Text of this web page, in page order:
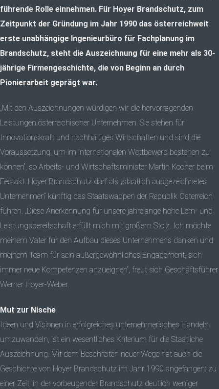
führende Rolle einnehmen. Für Hoyer Brandschutz, zum
Zeitpunkt der Gründung im Jahr 1990 das österreichweit
erste unabhängige Ingenieurbüro für Fachplanung im
Brandschutz, steht die Auszeichnung für eine mehr als 30-
jährige Firmengeschichte, die von Beginn an durch
Pionierarbeit geprägt war.
„Mit den Auszeichnungen würdigen wir die hervorragenden
Leistungen österreichischer Unternehmen. Sie stehen für
Innovationskraft und nachhaltiges Wirtschaften und sind die
Voraussetzung, um im internationalen Wettbewerb bestehen zu
können“, so Arbeits- und Wirtschaftsminister Martin Kocher beim
Festakt. Hoyer Brandschutz darf als „staatlich ausgezeichnetes
Unternehmen“ künftig das Staatswappen der Republik Österreich
führen. „Diese Anerkennung für unsere jahrelange hohe Lern- und
Leistungsbereitschaft erfüllt mich mit großem Stolz. Ich möchte
meinem Vater für den Aufbau dieses Unternehmens danken und
meinem Team für sein außergewöhnliches Engagement, sich
immer neue Kompetenzen anzueignen“, freut sich Geschäftsführer
Werner Hoyer-Weber.
Mut zur Nische
Ideen und Visionen in erfolgreiches unternehmerisches Handeln
umzuwandeln, ist ein wesentliches Kriterium für die Staatliche
Auszeichnung. Mit dem Beschreiten neuer Wege hat auch die
Geschichte von Hoyer Brandschutz im Jahr 1990 angefangen: zu
einer Zeit, in der vorbeugender Brandschutz deutlich weniger